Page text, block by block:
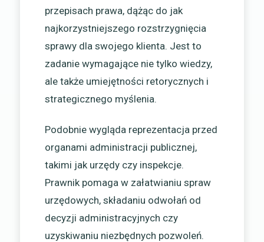
przepisach prawa, dążąc do jak
najkorzystniejszego rozstrzygnięcia
sprawy dla swojego klienta. Jest to
zadanie wymagające nie tylko wiedzy,
ale także umiejętności retorycznych i
strategicznego myślenia.
Podobnie wygląda reprezentacja przed
organami administracji publicznej,
takimi jak urzędy czy inspekcje.
Prawnik pomaga w załatwianiu spraw
urzędowych, składaniu odwołań od
decyzji administracyjnych czy
uzyskiwaniu niezbędnych pozwoleń.